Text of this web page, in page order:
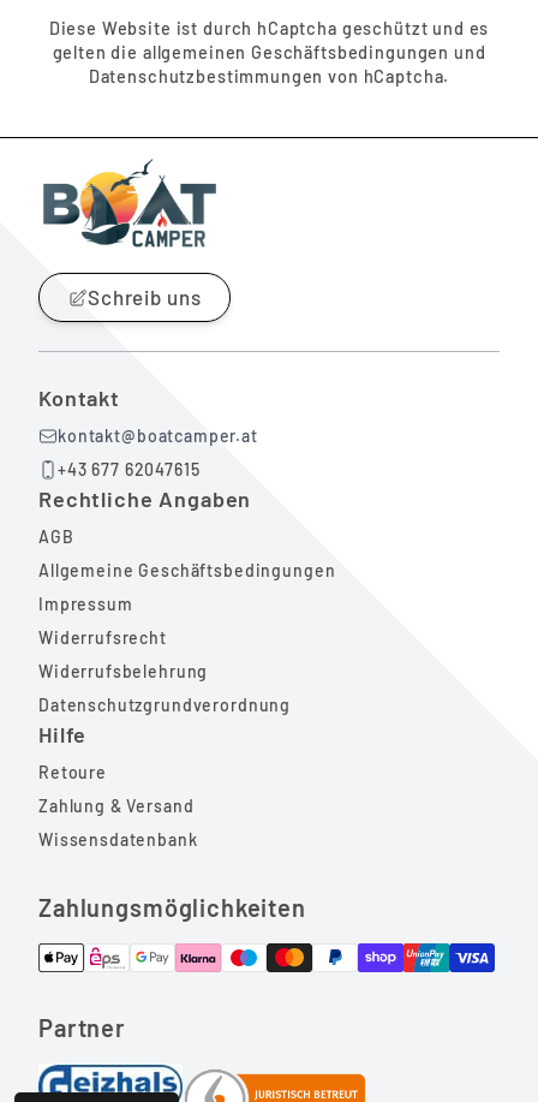
Diese Website ist durch hCaptcha geschützt und es
gelten die allgemeinen Geschäftsbedingungen und
Datenschutzbestimmungen von hCaptcha.
Schreib uns
Kontakt
kontakt@boatcamper.at
+43 677 62047615
Rechtliche Angaben
AGB
Allgemeine Geschäftsbedingungen
Impressum
Widerrufsrecht
Widerrufsbelehrung
Datenschutzgrundverordnung
Hilfe
Retoure
Zahlung & Versand
Wissensdatenbank
Zahlungsmöglichkeiten
Partner